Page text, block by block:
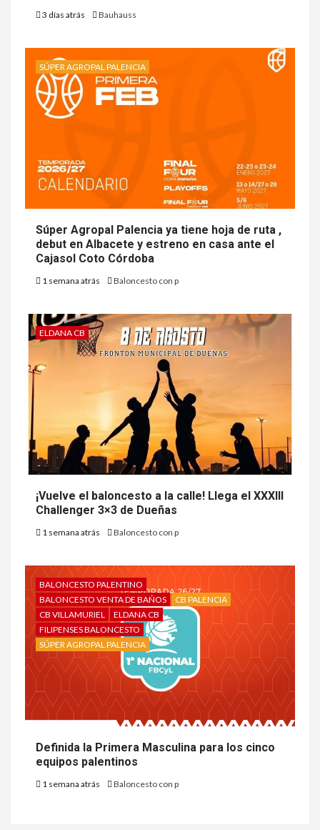
3 días atrás Bauhauss
SÚPER AGROPAL PALENCIA
Súper Agropal Palencia ya tiene hoja de ruta ,
debut en Albacete y estreno en casa ante el
Cajasol Coto Córdoba
1 semana atrás Baloncesto con p
ELDANA CB
¡Vuelve el baloncesto a la calle! Llega el XXXIII
Challenger 3×3 de Dueñas
1 semana atrás Baloncesto con p
BALONCESTO PALENTINO
BALONCESTO VENTA DE BAÑOS
CB PALENCIA
CB VILLAMURIEL
ELDANA CB
FILIPENSES BALONCESTO
SÚPER AGROPAL PALENCIA
Definida la Primera Masculina para los cinco
equipos palentinos
1 semana atrás Baloncesto con p